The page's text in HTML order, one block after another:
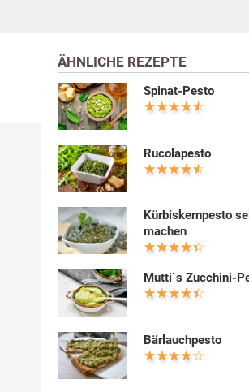
ÄHNLICHE REZEPTE
Spinat-Pesto
Rucolapesto
Kürbiskernpesto
machen
Mutti`s Zucchini-
Bärlauchpesto